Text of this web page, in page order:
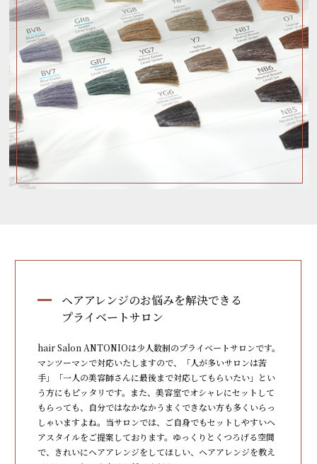
ヘアアレンジのお悩みを解決できる
プライベートサロン
hair Salon ANTONIOは少人数制のプライベートサロンです。
マンツーマンで対応いたしますので、「人が多いサロンは苦
手」「一人の美容師さんに最後まで対応してもらいたい」とい
う方にもピッタリです。また、美容室でオシャレにセットして
もらっても、自分ではなかなかうまくできない方も多くいらっ
しゃいますよね。当サロンでは、ご自身でもセットしやすいヘ
アスタイルをご提案しております。ゆっくりとくつろげる空間
で、きれいにヘアアレンジをしてほしい、ヘアアレンジを教え